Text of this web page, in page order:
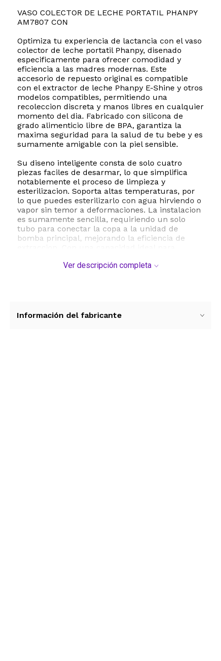
VASO COLECTOR DE LECHE PORTATIL PHANPY
AM7807 CON
Optimiza tu experiencia de lactancia con el vaso
colector de leche portatil Phanpy, disenado
especificamente para ofrecer comodidad y
eficiencia a las madres modernas. Este
accesorio de repuesto original es compatible
con el extractor de leche Phanpy E-Shine y otros
modelos compatibles, permitiendo una
recoleccion discreta y manos libres en cualquier
momento del dia. Fabricado con silicona de
grado alimenticio libre de BPA, garantiza la
maxima seguridad para la salud de tu bebe y es
sumamente amigable con la piel sensible.
Su diseno inteligente consta de solo cuatro
piezas faciles de desarmar, lo que simplifica
notablemente el proceso de limpieza y
esterilizacion. Soporta altas temperaturas, por
lo que puedes esterilizarlo con agua hirviendo o
vapor sin temor a deformaciones. La instalacion
es sumamente sencilla, requiriendo un solo
tubo para conectar la copa a la unidad de
bomba principal, mejorando la eficiencia de
colector es el aliado perfecto para mantener tu
RIGE PARA LOS ENVíOS POSTALES
Ver descripción completa
Información del fabricante